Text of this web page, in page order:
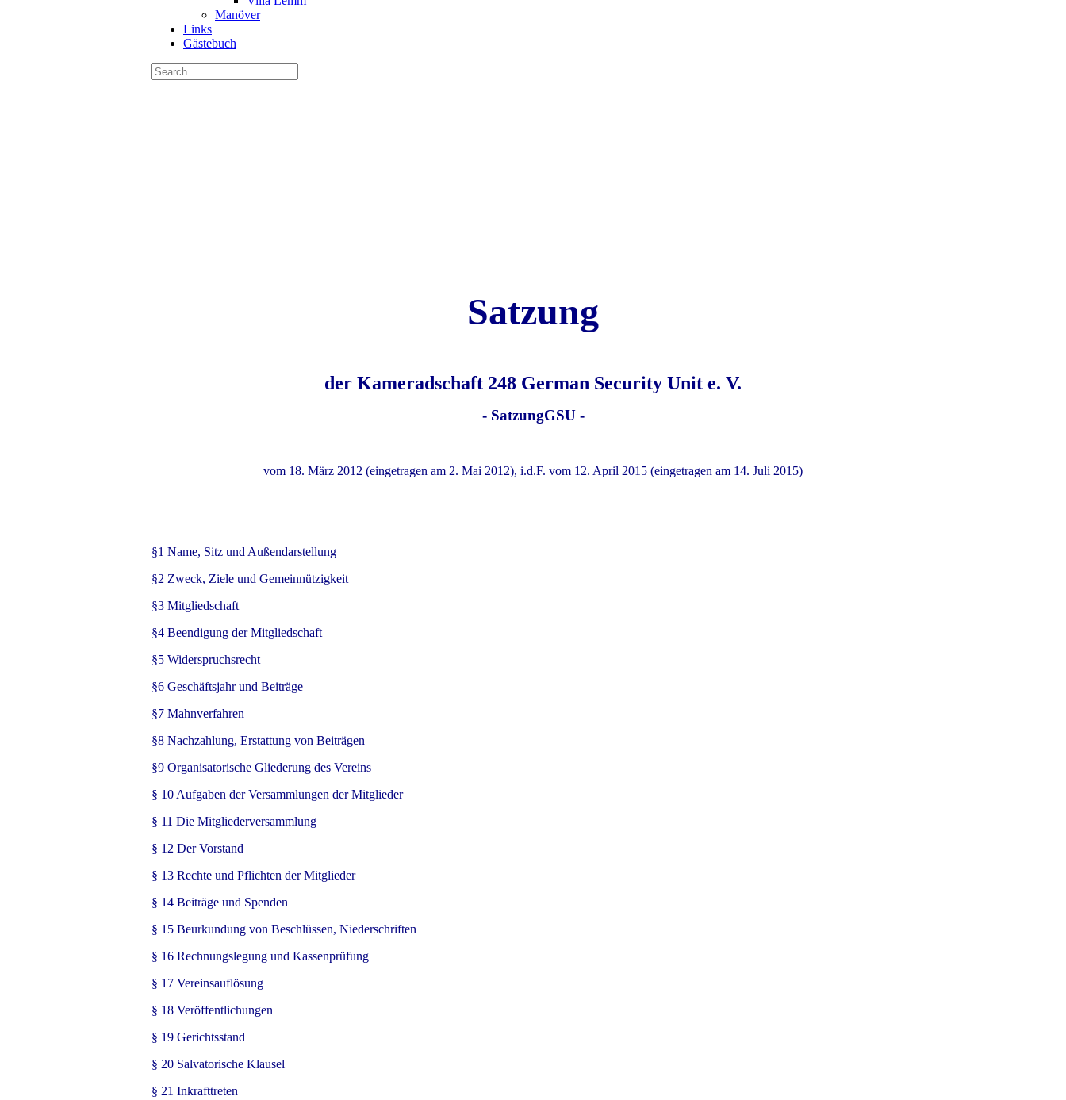
Manöver
Links
Gästebuch
Satzung
der Kameradschaft 248 German Security Unit e. V.
- SatzungGSU -
vom 18. März 2012 (eingetragen am 2. Mai 2012), i.d.F. vom 12. April 2015 (eingetragen am 14. Juli 2015)
§1 Name, Sitz und Außendarstellung
§2 Zweck, Ziele und Gemeinnützigkeit
§3 Mitgliedschaft
§4 Beendigung der Mitgliedschaft
§5 Widerspruchsrecht
§6 Geschäftsjahr und Beiträge
§7 Mahnverfahren
§8 Nachzahlung, Erstattung von Beiträgen
§9 Organisatorische Gliederung des Vereins
§ 10 Aufgaben der Versammlungen der Mitglieder
§ 11 Die Mitgliederversammlung
§ 12 Der Vorstand
§ 13 Rechte und Pflichten der Mitglieder
§ 14 Beiträge und Spenden
§ 15 Beurkundung von Beschlüssen, Niederschriften
§ 16 Rechnungslegung und Kassenprüfung
§ 17 Vereinsauflösung
§ 18 Veröffentlichungen
§ 19 Gerichtsstand
§ 20 Salvatorische Klausel
§ 21 Inkrafttreten